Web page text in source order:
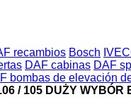
recambios Bosch
DAF cabinas DAF
bombas de elevación
/ 105 DUŻY